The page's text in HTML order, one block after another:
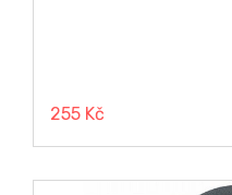
255 Kč